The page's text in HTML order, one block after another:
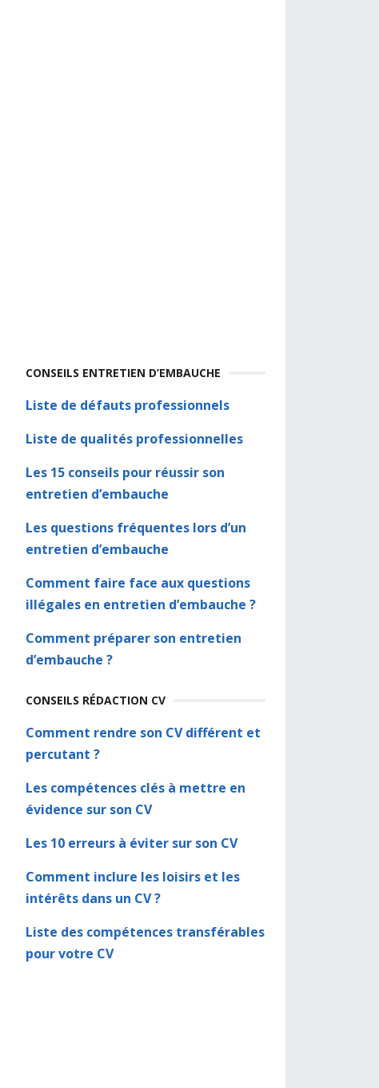
CONSEILS ENTRETIEN D’EMBAUCHE
Liste de défauts professionnels
Liste de qualités professionnelles
Les 15 conseils pour réussir son
entretien d’embauche
Les questions fréquentes lors d’un
entretien d’embauche
Comment faire face aux questions
illégales en entretien d’embauche ?
Comment préparer son entretien
d’embauche ?
CONSEILS RÉDACTION CV
Comment rendre son CV différent et
percutant ?
Les compétences clés à mettre en
évidence sur son CV
Les 10 erreurs à éviter sur son CV
Comment inclure les loisirs et les
intérêts dans un CV ?
Liste des compétences transférables
pour votre CV